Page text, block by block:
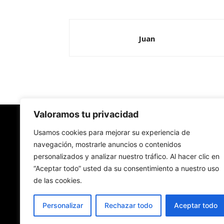
Valoramos tu privacidad
Usamos cookies para mejorar su experiencia de
navegación, mostrarle anuncios o contenidos
personalizados y analizar nuestro tráfico. Al hacer clic en
“Aceptar todo” usted da su consentimiento a nuestro uso
de las cookies.
Personalizar Rechazar todo Aceptar todo
Juan
Redes Cristianas
Una mirada alternativa sobre la Iglesia católica
- Colectivos de Redes Cristianas